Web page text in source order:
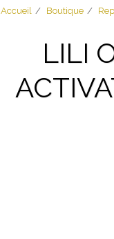
Accueil Boutique
LILI